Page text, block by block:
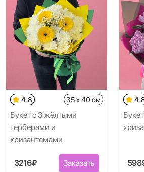
4.8 35 x 40 см
Букет с 3 жёлтыми
герберами и
хризантемами
3216₽ Заказать